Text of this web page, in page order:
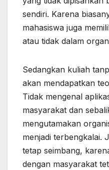
sendiri. Karena
mahasiswa juga
atau tidak dalam
Sedangkan kuliah
akan mendapatkan
Tidak mengenal
masyarakat dan
mengutamakan
menjadi terbengkalai.
tetap seimbang,
dengan masyarakat